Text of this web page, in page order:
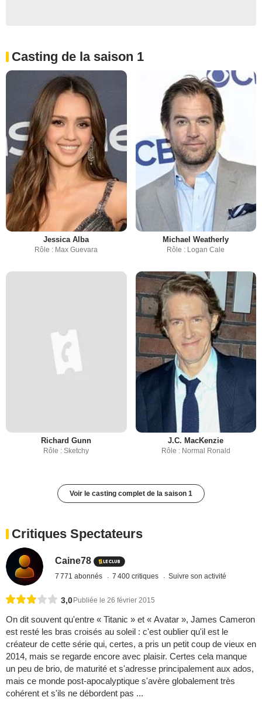
Casting de la saison 1
Jessica Alba
Rôle : Max Guevara
Michael Weatherly
Rôle : Logan Cale
Richard Gunn
Rôle : Sketchy
J.C. MacKenzie
Rôle : Normal Ronald
Voir le casting complet de la saison 1
Critiques Spectateurs
Caine78
7 771 abonnés 7 400 critiques Suivre son activité
3,0Publiée le 26 février 2015
On dit souvent qu'entre « Titanic » et « Avatar », James Cameron
est resté les bras croisés au soleil : c'est oublier qu'il est le
créateur de cette série qui, certes, a pris un petit coup de vieux en
2014, mais se regarde encore avec plaisir. Certes cela manque
un peu de brio, de maturité et s'adresse principalement aux ados,
mais ce monde post-apocalyptique s'avère globalement très
cohérent et s'ils ne débordent pas ...